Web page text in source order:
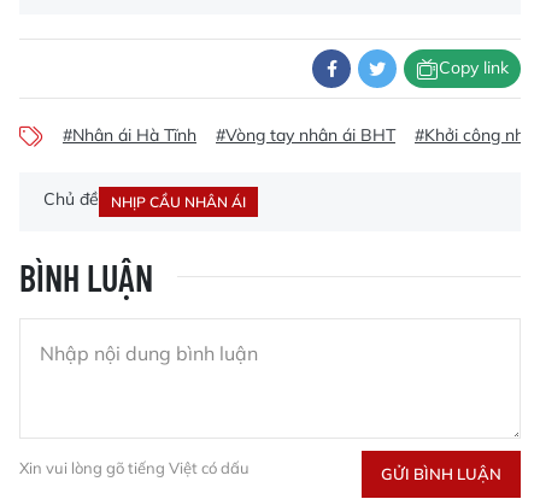
Copy link
#Nhân ái Hà Tĩnh #Vòng tay nhân ái BHT #Khởi công
Chủ đề NHỊP CẦU NHÂN ÁI
BÌNH LUẬN
Xin vui lòng gõ tiếng Việt có dấu GỬI BÌNH LUẬN